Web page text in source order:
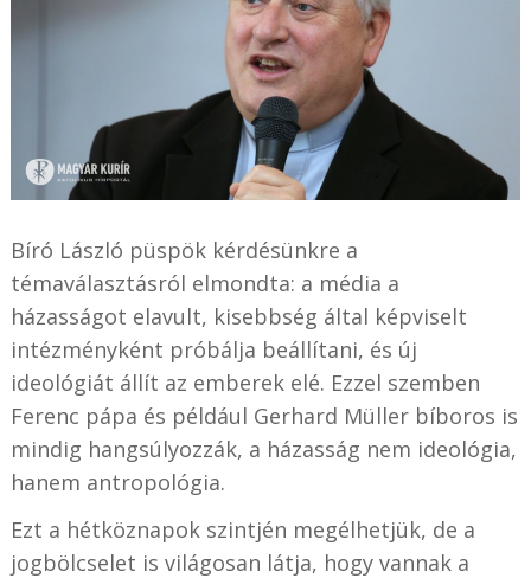
Bíró László püspök kérdésünkre a
témaválasztásról elmondta: a média a
házasságot elavult, kisebbség által képviselt
intézményként próbálja beállítani, és új
ideológiát állít az emberek elé. Ezzel szemben
Ferenc pápa és például Gerhard Müller bíboros is
mindig hangsúlyozzák, a házasság nem ideológia,
hanem antropológia.
Ezt a hétköznapok szintjén megélhetjük, de a
jogbölcselet is világosan látja, hogy vannak a